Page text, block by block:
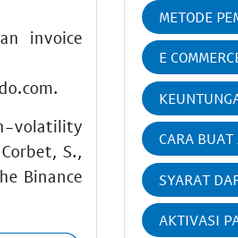
invoice
volatility
S.,
Binance
METODE
E
CARA
SYARAT
AKTIVASI